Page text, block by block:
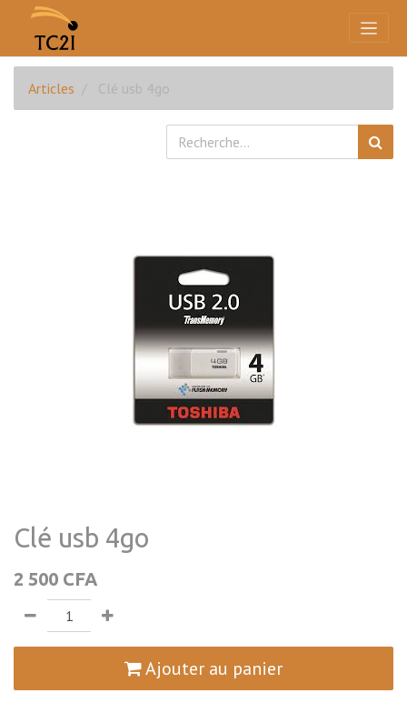
Articles Clé usb 4go
Clé usb 4go
2 500 CFA
Ajouter au panier